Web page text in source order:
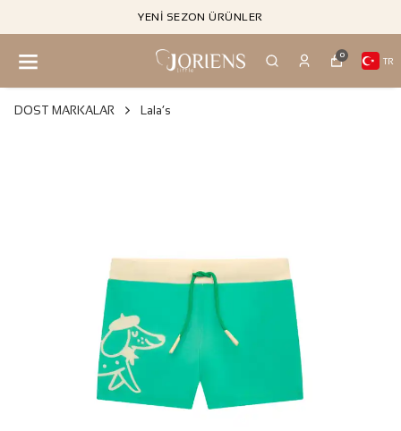
YENI SEZON ÜRÜNLER
0
TR
DOST MARKALAR Lala’s